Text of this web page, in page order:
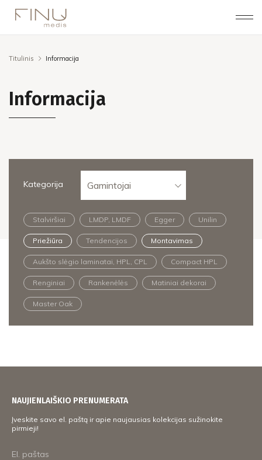
Titulinis Informacija
Informacija
Kategorija Gamintojai
Stalviršiai LMDP, LMDF Egger Unilin
Priežiūra Tendencijos Montavimas
Aukšto slėgio laminatai, HPL, CPL Compact HPL
Renginiai Rankenėlės Matiniai dekorai
Master Oak
NAUJIENLAIŠKIO PRENUMERATA
Įveskite savo el. paštą ir apie naujausias kolekcijas sužinokite
pirmieji!